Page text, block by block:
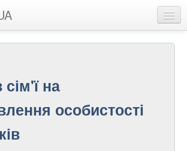
на
особистості